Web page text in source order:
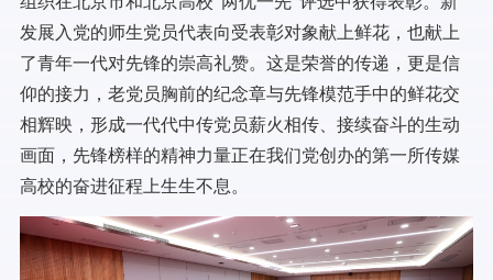
发展入党的师生党员代表向受表彰对象献上鲜花，也献上
了青年一代对先锋的崇高礼赞。这是荣誉的传递，更是信
仰的接力，老党员胸前的纪念章与先锋模范手中的鲜花交
相辉映，形成一代代中传党员薪火相传、接续奋斗的生动
画面，先锋榜样的精神力量正在我们党创办的第一所传媒
高校的奋进征程上生生不息。